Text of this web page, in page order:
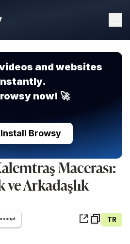
and websites
now! 🚀
Install Browsy
Macerası:
ve Arkadaşlık
TR